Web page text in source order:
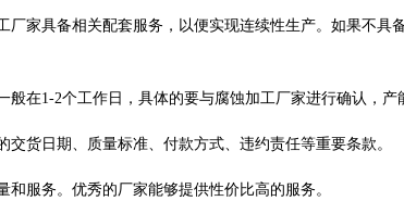
家具备相关配套服务，以便实现连续性生产。如果不
般在1-2个工作日， 具体的要与腐蚀加工厂家进行确认，
货日期、质量标准、付款方式、违约责任等重要条款。
服务。优秀的厂家能够提供性价比高的服务。